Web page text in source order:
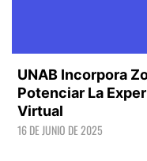
UNAB Incorpora
Potenciar La
Virtual
16 DE JUNIO DE 2025